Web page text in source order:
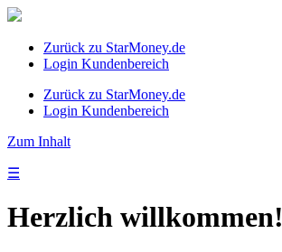
Zurück zu StarMoney.de
Login Kundenbereich
Zurück zu StarMoney.de
Login Kundenbereich
Zum Inhalt
☰
Herzlich willkommen!